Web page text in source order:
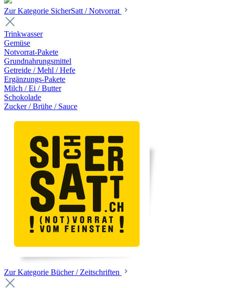
Zur Kategorie SicherSatt / Notvorrat
Trinkwasser
Gemüse
Notvorrat-Pakete
Grundnahrungsmittel
Getreide / Mehl / Hefe
Ergänzungs-Pakete
Milch / Ei / Butter
Schokolade
Zucker / Brühe / Sauce
Zur Kategorie Bücher / Zeitschriften